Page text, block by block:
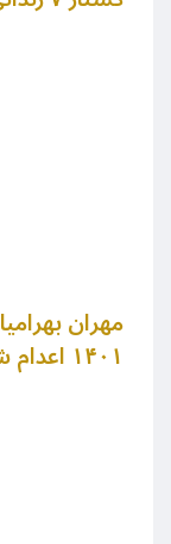
مهران
۱۴۰۱ اعدام شد